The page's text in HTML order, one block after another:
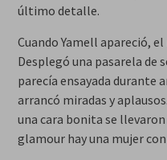
último detalle.
Cuando Yamell apareció,
Desplegó una pasarela de
parecía ensayada durante
arrancó miradas y
una cara bonita se
glamour hay una mujer